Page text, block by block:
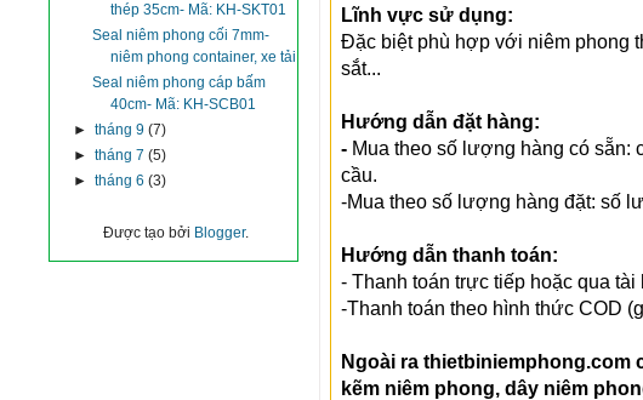
thép 35cm- Mã: KH-SKT01
Seal niêm phong cối 7mm-
niêm phong container, xe tải
Seal niêm phong cáp bấm
40cm- Mã: KH-SCB01
► tháng 9 (7)
► tháng 7 (5)
► tháng 6 (3)
Được tạo bởi Blogger.
Lĩnh vực sử dụng:
Đặc biệt phù hợp với niêm phong
sắt...
Hướng dẫn đặt hàng:
- Mua theo số lượng hàng có sẵn:
cầu.
-Mua theo số lượng hàng đặt: số
Hướng dẫn thanh toán:
- Thanh toán trực tiếp hoặc qua tài
-Thanh toán theo hình thức COD
Ngoài ra thietbiniemphong.com
kẽm niêm phong, dây niêm